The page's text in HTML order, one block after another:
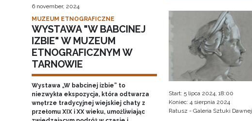
6 november, 2024
MUZEUM ETNOGRAFICZNE
WYSTAWA "W BABCINEJ
IZBIE" W MUZEUM
ETNOGRAFICZNYM W
TARNOWIE
Wystawa „W babcinej izbie” to
niezwykła ekspozycja, która odtwarza
wnętrze tradycyjnej wiejskiej chaty z
przełomu XIX i XX wieku, umożliwiając
Start: 5 lipca 2024, 18:00
Koniec: 4 sierpnia 2024
Ratusz - Galeria Sztuki Dawnej